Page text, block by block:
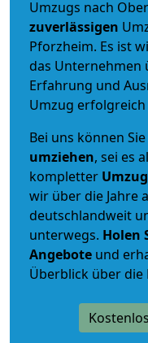
Umzugs nach
zuverlässigen
Pforzheim. Es ist
das
Erfahrung und
Umzug
Bei uns können Sie
umziehen, sei es
kompletter Umzug
wir über die Jahre
deutschlandweit
unterwegs. Holen
Angebote und
Überblick über